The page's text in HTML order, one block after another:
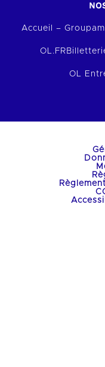
Accueil –
OL.FR
OL